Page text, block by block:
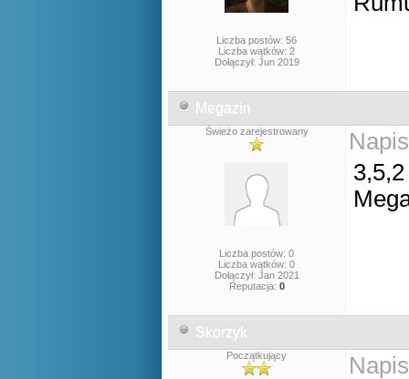
Liczba postów: 56
Liczba wątków: 2
Dołączył: Jun 2019
Megazin
Świeżo zarejestrowany
Liczba postów: 0
Liczba wątków: 0
Dołączył: Jan 2021
Reputacja: 0
3,5,2
Skorzyk
Początkujący